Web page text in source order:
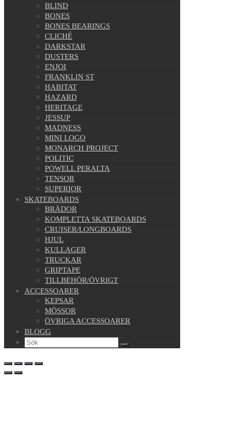
BLIND
BONES
BONES BEARINGS
CLICHÉ
DARKSTAR
DUSTERS
ENJOI
FRANKLIN ST
HABITAT
HAZARD
HERITAGE
JESSUP
MADNESS
MINI LOGO
MONARCH PROJECT
POLITIC
POWELL PERALTA
TENSOR
SUPERIOR
SKATEBOARDS
BRÄDOR
KOMPLETTA SKATEBOARDS
CRUISER/LONGBOARDS
HJUL
KULLAGER
TRUCKAR
GRIPTAPE
TILLBEHÖR/ÖVRIGT
ACCESSOARER
KEPSAR
MÖSSOR
ÖVRIGA ACCESSOARER
BLOGG